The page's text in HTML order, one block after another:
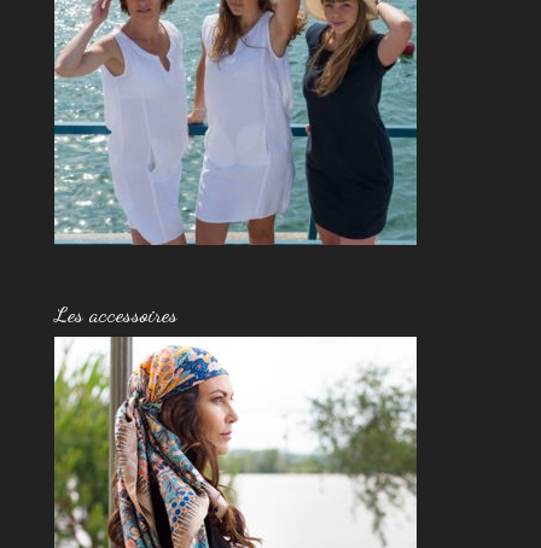
Les accessoires